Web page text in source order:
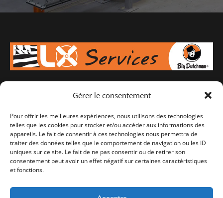
Gérer le consentement
Pour offrir les meilleures expériences, nous utilisons des technologies
telles que les cookies pour stocker et/ou accéder aux informations des
appareils. Le fait de consentir à ces technologies nous permettra de
traiter des données telles que le comportement de navigation ou les ID
uniques sur ce site. Le fait de ne pas consentir ou de retirer son
consentement peut avoir un effet négatif sur certaines caractéristiques
et fonctions.
Votre spécialiste en équipement d'élevage pour porcs,
passant par la ventilation. A Lampaul-Guimilliau en
Bretagne, SAV 7J/7.
Retrouvez-nous sur :